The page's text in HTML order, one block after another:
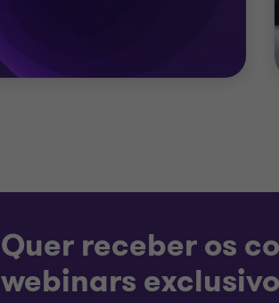
Quer receber os
webinars